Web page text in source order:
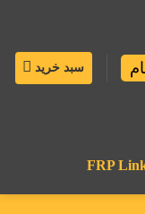
سبد خرید
FRP